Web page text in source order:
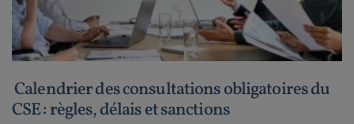
Calendrier des consultations obligatoires du
CSE : règles, délais et sanctions